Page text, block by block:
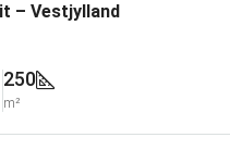
– Vestjylland
250
m²